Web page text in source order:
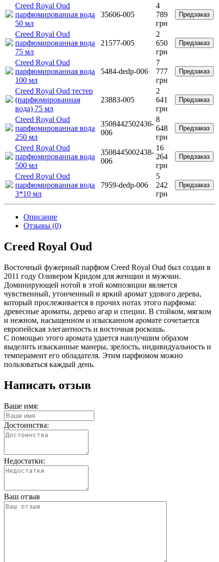
Creed Royal Oud
парфюмированная вода
50 мл
35606-005
4
789
грн
Предзаказ
Creed Royal Oud
парфюмированная вода
75 мл
21577-005
2
650
грн
Предзаказ
Creed Royal Oud
парфюмированная вода
100 мл
5484-dedp-006
7
777
грн
Предзаказ
Creed Royal Oud тестер
(парфюмированная
вода) 75 мл
23883-005
2
641
грн
Предзаказ
Creed Royal Oud
парфюмированная вода
250 мл
3508442502436-
006
8
648
грн
Предзаказ
Creed Royal Oud
парфюмированная вода
500 мл
3508445002438-
006
16
264
грн
Предзаказ
Creed Royal Oud
парфюмированная вода
3*10 мл
7959-dedp-006
5
242
грн
Предзаказ
Описание
Отзывы (0)
Creed Royal Oud
Восточный фужерный парфюм Creed Royal Oud был создан в
2011 году Оливером Кридом для женщин и мужчин.
Доминирующей нотой в этой композиции является
чувственный, утонченный и яркий аромат удового дерева,
который прослеживается в прочих нотах этого парфюма:
древесные ароматы, дерево агар и специи. В стойком, мягком
и нежном, насыщенном и изысканном аромате сочетается
европейская элегантность и восточная роскошь.
С помощью этого аромата удается наилучшим образом
выделить изысканные манеры, зрелость, индивидуальность и
темперамент его обладателя. Этим парфюмом можно
пользоваться каждый день.
Написать отзыв
Ваше имя:
Достоинства:
Недостатки:
Ваш отзыв